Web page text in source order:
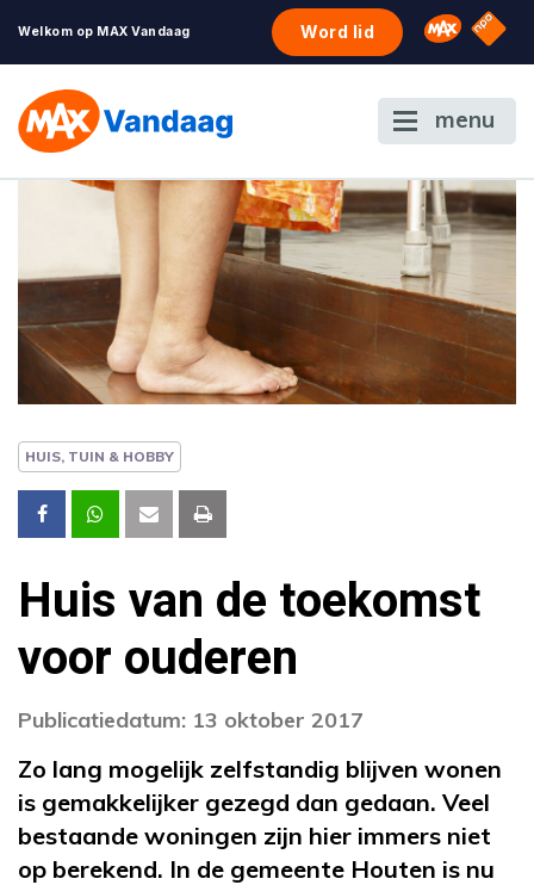
Welkom op MAX Vandaag Word lid Omroep
NPO
menu
HUIS, TUIN & HOBBY
Huis van de toekomst
voor ouderen
Publicatiedatum: 13 oktober 2017
Zo lang mogelijk zelfstandig blijven wonen
is gemakkelijker gezegd dan gedaan. Veel
bestaande woningen zijn hier immers niet
op berekend. In de gemeente Houten is nu